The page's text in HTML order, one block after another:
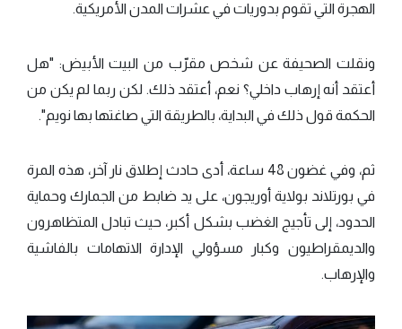
الهجرة التي تقوم بدوريات في عشرات المدن الأمريكية.
ونقلت الصحيفة عن شخص مقرّب من البيت الأبيض: "هل
أعتقد أنه إرهاب داخلي؟ نعم، أعتقد ذلك. لكن ربما لم يكن من
الحكمة قول ذلك في البداية، بالطريقة التي صاغتها بها نويم".
ثم، وفي غضون 48 ساعة، أدى حادث إطلاق نار آخر، هذه المرة
في بورتلاند بولاية أوريجون، على يد ضابط من الجمارك وحماية
الحدود، إلى تأجيج الغضب بشكل أكبر، حيث تبادل المتظاهرون
والديمقراطيون وكبار مسؤولي الإدارة الاتهامات بالفاشية
والإرهاب.